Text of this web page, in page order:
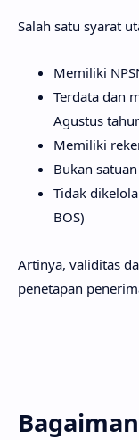
Salah satu syarat
Memiliki
Terdata dan
Agustus
Memiliki
Bukan
Tidak
BOS)
Artinya, validitas
penetapan